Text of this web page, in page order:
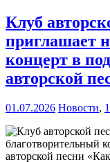
Клуб
приглашает
концерт в
авторской
01.07.2026 Новости,